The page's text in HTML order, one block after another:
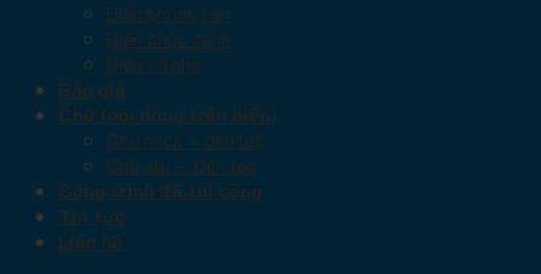
Biển phòng ban
Biển chức danh
Biển số nhà
Báo giá
Chữ (nội dung trên biển)
Chữ mica – đèn led
Chữ alu – Đèn led
Công trình đã thi công
Tin tức
Liên hệ